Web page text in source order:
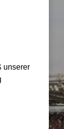
unserer